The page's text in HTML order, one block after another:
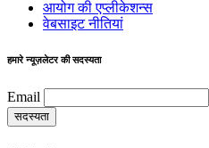
आयोग की एप्लीकेशन्स
वेबसाइट नीतियां
हमारे न्यूज़लेटर की सदस्यता
Email